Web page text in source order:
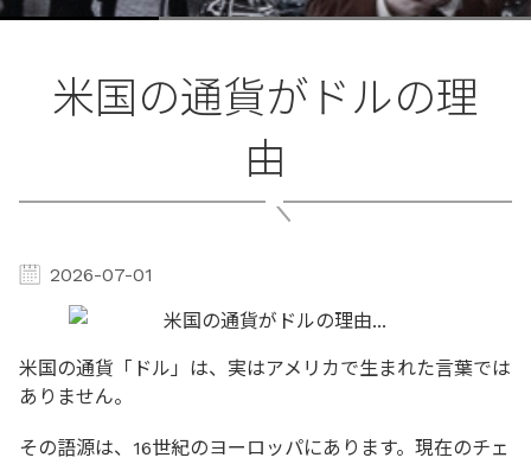
米国の通貨がドルの理
由
2026-07-01
米国の通貨「ドル」は、実はアメリカで生まれた言葉では
ありません。
その語源は、16世紀のヨーロッパにあります。現在のチェ